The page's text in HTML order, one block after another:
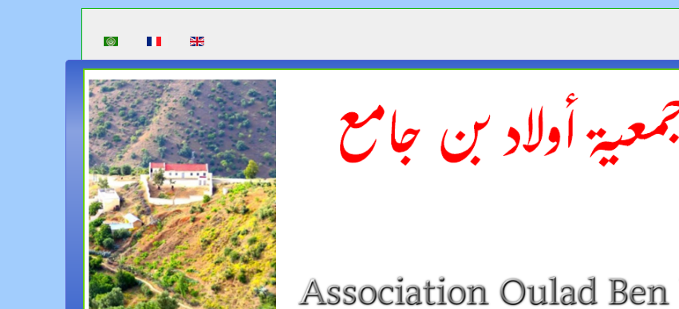
Sélectionnez votre langue